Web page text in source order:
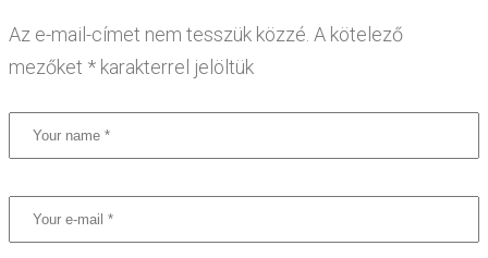
Az e-mail-címet nem tesszük közzé. A kötelező
mezőket * karakterrel jelöltük